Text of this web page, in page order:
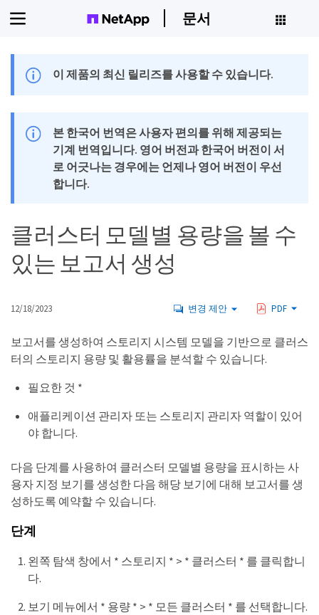
문서
이 제품의 최신 릴리즈를 사용할 수 있습니다.
본 한국어 번역은 사용자 편의를 위해 제공되는
기계 번역입니다. 영어 버전과 한국어 버전이 서
로 어긋나는 경우에는 언제나 영어 버전이 우선
합니다.
클러스터 모델별 용량을 볼 수
있는 보고서 생성
12/18/2023 변경 제안 PDF
보고서를 생성하여 스토리지 시스템 모델을 기반으로 클러스
터의 스토리지 용량 및 활용률을 분석할 수 있습니다.
필요한 것 *
애플리케이션 관리자 또는 스토리지 관리자 역할이 있어
야 합니다.
다음 단계를 사용하여 클러스터 모델별 용량을 표시하는 사
용자 지정 보기를 생성한 다음 해당 보기에 대해 보고서를 생
성하도록 예약할 수 있습니다.
단계
왼쪽 탐색 창에서 * 스토리지 * > * 클러스터 * 를 클릭합니
다.
보기 메뉴에서 * 용량 * > * 모든 클러스터 * 를 선택합니다.